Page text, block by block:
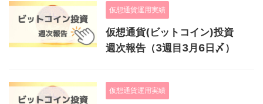
仮想通貨運用実績
仮想通貨(ビットコイン)投資
週次報告（3週目3月6日〆）
仮想通貨運用実績